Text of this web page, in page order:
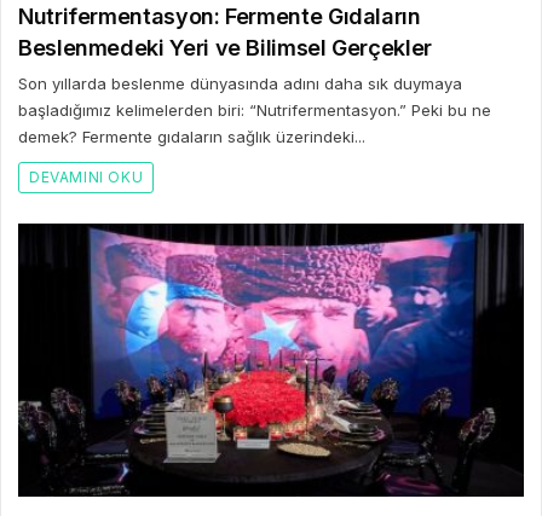
Nutrifermentasyon: Fermente Gıdaların
Beslenmedeki Yeri ve Bilimsel Gerçekler
Son yıllarda beslenme dünyasında adını daha sık duymaya
başladığımız kelimelerden biri: “Nutrifermentasyon.” Peki bu ne
demek? Fermente gıdaların sağlık üzerindeki...
DEVAMINI OKU